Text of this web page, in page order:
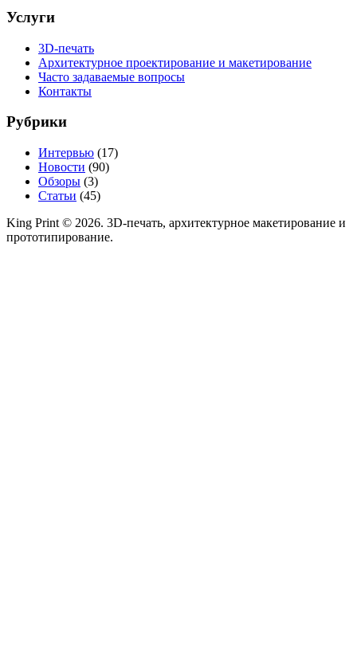
Услуги
3D-печать
Архитектурное проектирование и макетирование
Часто задаваемые вопросы
Контакты
Рубрики
Интервью (17)
Новости (90)
Обзоры (3)
Статьи (45)
King Print © 2026. 3D-печать, архитектурное макетирование и
прототипирование.